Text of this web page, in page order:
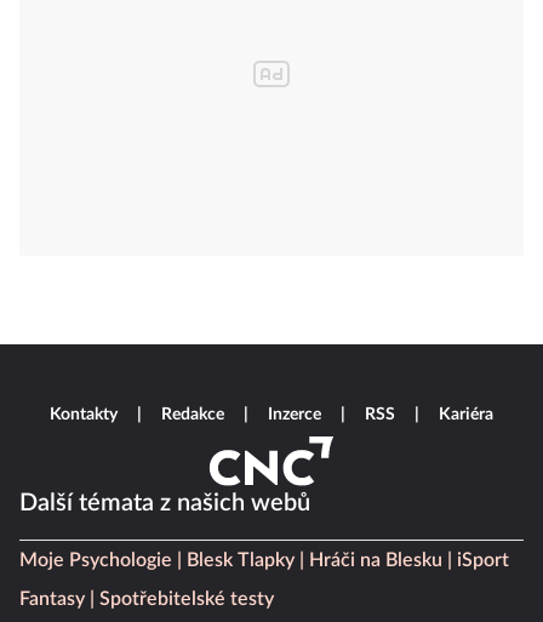
Další témata z našich webů
Moje Psychologie Blesk Tlapky Hráči na Blesku
iSport
Fantasy
Spotřebitelské testy
Kontakty Redakce Inzerce RSS Kariéra